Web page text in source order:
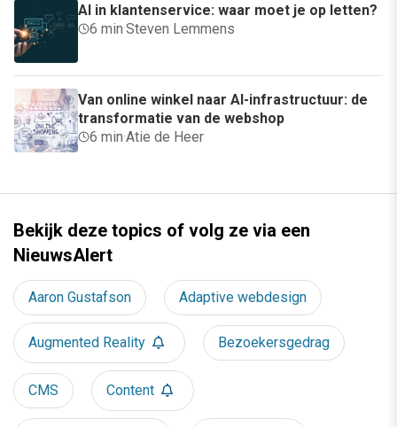
AI in klantenservice: waar moet je op letten?
6 min·Steven Lemmens
Van online winkel naar AI-infrastructuur: de
transformatie van de webshop
6 min·Atie de Heer
Bekijk deze topics of volg ze via een
NieuwsAlert
Aaron Gustafson Adaptive webdesign
Augmented Reality Bezoekersgedrag
CMS Content